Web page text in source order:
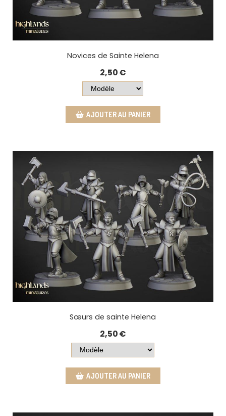
Novices de Sainte Helena
2,50€
AJOUTER AU PANIER
Sœurs de sainte Helena
2,50€
AJOUTER AU PANIER